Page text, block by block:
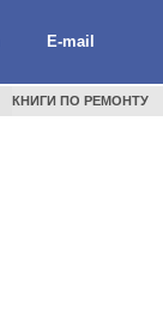
E-mail
КНИГИ ПО РЕМОНТУ